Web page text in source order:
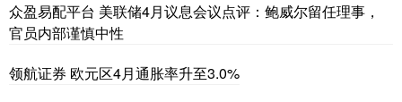
众盈易配平台 美联储4月议息会议点评：鲍威尔留任理事，
官员内部谨慎中性
领航证券 欧元区4月通胀率升至3.0%